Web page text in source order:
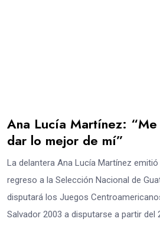
Ana Lucía Martínez:
dar lo mejor de mí”
La delantera Ana Lucía Martínez
regreso a la Selección Nacional de
disputará los Juegos
Salvador 2003 a disputarse a partir del